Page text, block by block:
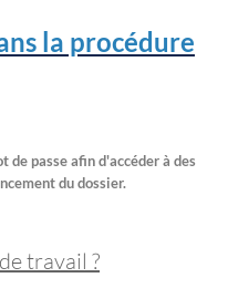
la procédure
passe afin d'accéder à des
du dossier.
travail ?